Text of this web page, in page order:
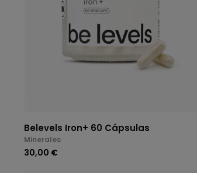
Belevels Iron+ 60 Cápsulas
Minerales
30,00 €